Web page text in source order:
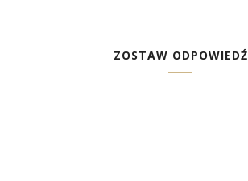
ZOSTAW ODPOWIEDŹ